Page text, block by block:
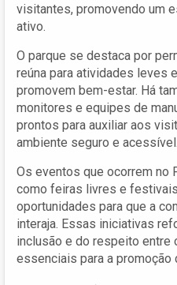
visitantes, promovendo um
ativo.
O parque se destaca por
reúna para atividades leves
promovem bem-estar. Há
monitores e equipes de
prontos para auxiliar aos
ambiente seguro e acessível.
Os eventos que ocorrem no
como feiras livres e
oportunidades para que a
interaja. Essas iniciativas
inclusão e do respeito entre
essenciais para a promoção